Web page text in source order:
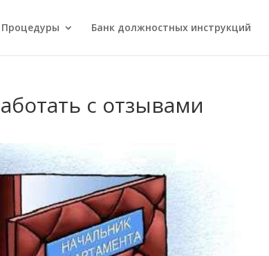
Процедуры Банк должностных инструкций
с отзывами